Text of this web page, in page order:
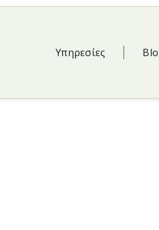
Υπηρεσίες